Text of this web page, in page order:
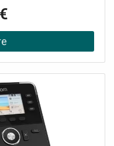
Alexa Tension
réseau 50 Hz
Contact 10 Ampères
de protection IP20
WiFi 2,4 GHz (IEEE
Compatible avec
(commandes vocales)
de commande
plus grandes
du dispositif